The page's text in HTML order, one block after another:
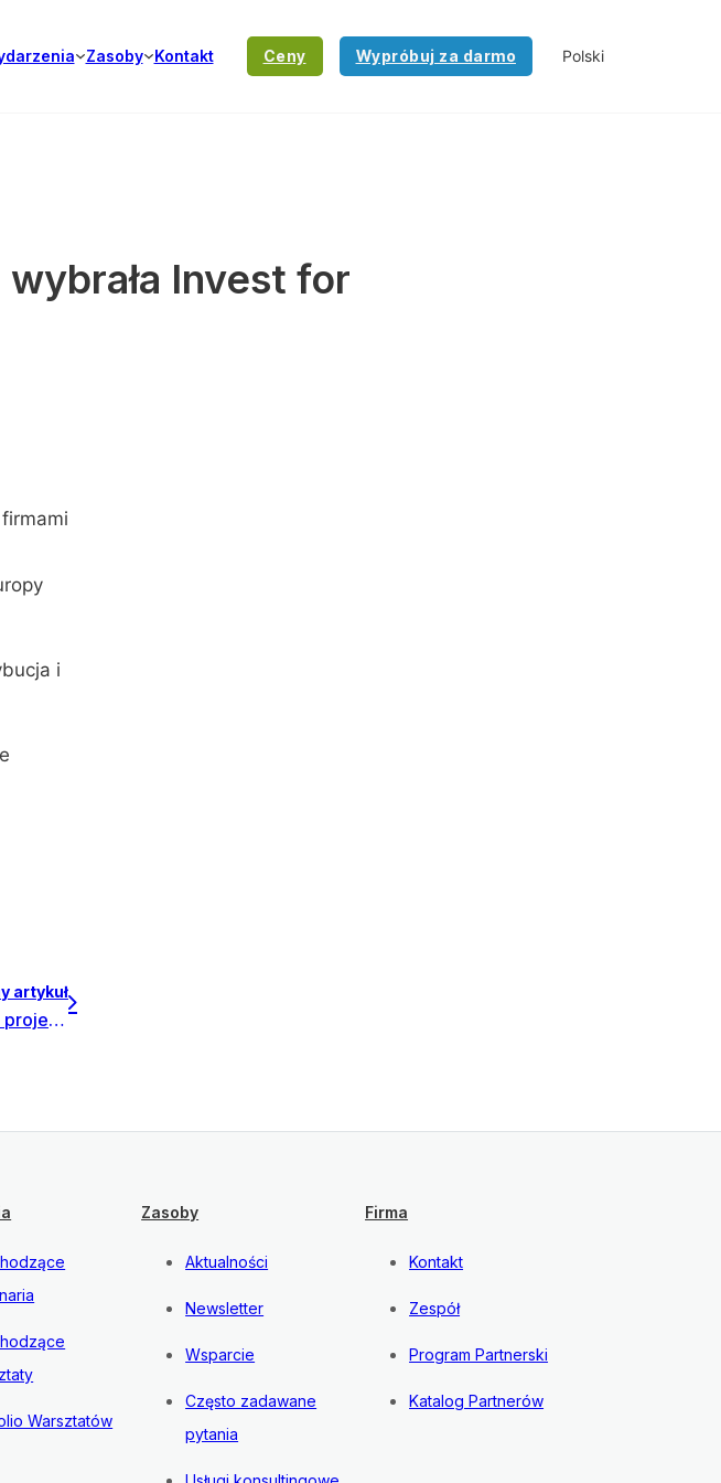
Zasoby Kontakt Ceny Wypróbuj za darmo
Invest for
i
artykuł
Marimekko – wiodący fiński projektant tekstyliów i odzieży wdraża Invest for Excel Enterprise.
Warsztatów
Zasoby
Aktualności
Newsletter
Wsparcie
Często zadawane
pytania
Firma
Kontakt
Zespół
Program Partnerski
Katalog Partnerów